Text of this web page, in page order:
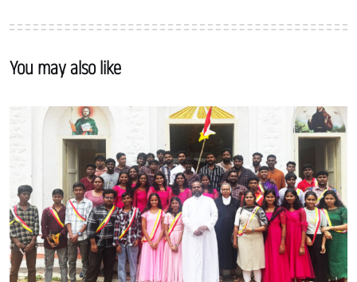
You may also like